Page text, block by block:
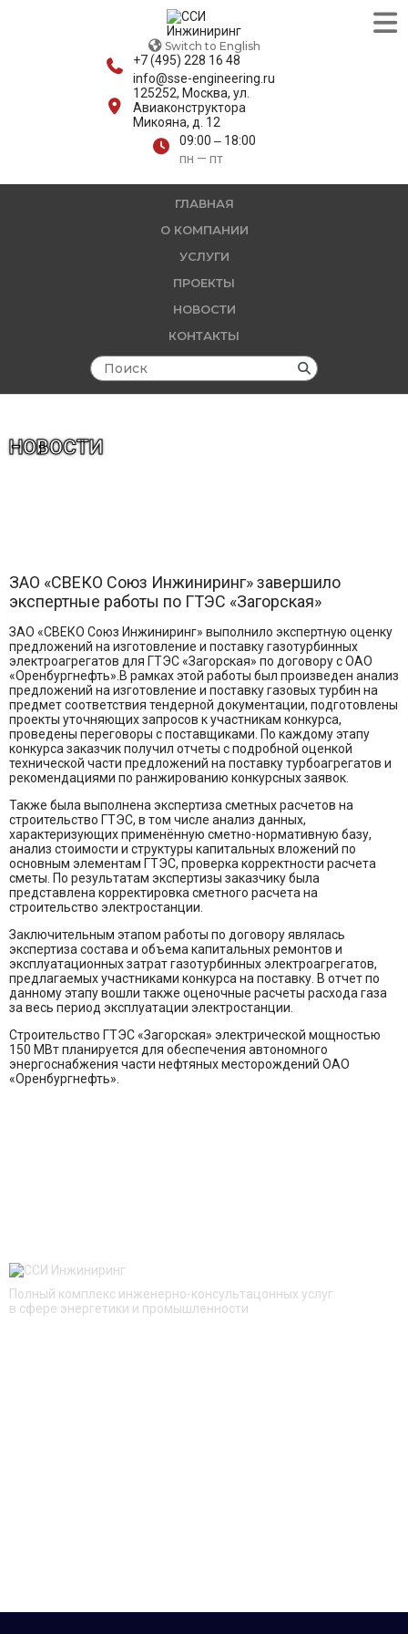
Switch to English
+7 (495) 228 16 48
info@sse-engineering.ru
125252, Москва, ул.
Авиаконструктора
Микояна, д. 12
09:00 ‒ 18:00
пн — пт
ГЛАВНАЯ
О КОМПАНИИ
УСЛУГИ
ПРОЕКТЫ
НОВОСТИ
КОНТАКТЫ
НОВОСТИ
ЗАО «СВЕКО Союз Инжиниринг» завершило
экспертные работы по ГТЭС «Загорская»
ЗАО «СВЕКО Союз Инжиниринг» выполнило экспертную оценку
предложений на изготовление и поставку газотурбинных
электроагрегатов для ГТЭС «Загорская» по договору с ОАО
«Оренбургнефть».В рамках этой работы был произведен анализ
предложений на изготовление и поставку газовых турбин на
предмет соответствия тендерной документации, подготовлены
проекты уточняющих запросов к участникам конкурса,
проведены переговоры с поставщиками. По каждому этапу
конкурса заказчик получил отчеты с подробной оценкой
технической части предложений на поставку турбоагрегатов и
рекомендациями по ранжированию конкурсных заявок.
Также была выполнена экспертиза сметных расчетов на
строительство ГТЭС, в том числе анализ данных,
характеризующих применённую сметно-нормативную базу,
анализ стоимости и структуры капитальных вложений по
основным элементам ГТЭС, проверка корректности расчета
сметы. По результатам экспертизы заказчику была
представлена корректировка сметного расчета на
строительство электростанции.
Заключительным этапом работы по договору являлась
экспертиза состава и объема капитальных ремонтов и
эксплуатационных затрат газотурбинных электроагрегатов,
предлагаемых участниками конкурса на поставку. В отчет по
данному этапу вошли также оценочные расчеты расхода газа
за весь период эксплуатации электростанции.
Строительство ГТЭС «Загорская» электрической мощностью
150 МВт планируется для обеспечения автономного
энергоснабжения части нефтяных месторождений ОАО
«Оренбургнефть».
Полный комплекс инженерно-консультацонных услуг
в сфере энергетики и промышленности